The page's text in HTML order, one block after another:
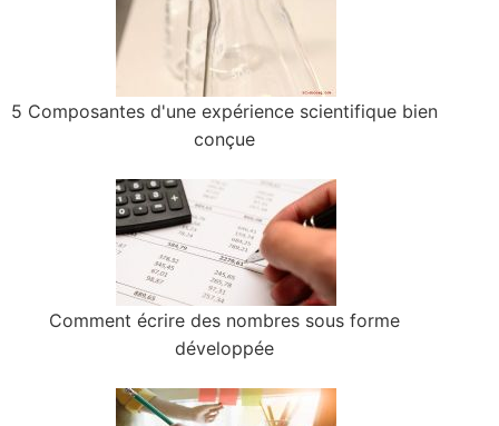
5 Composantes d'une expérience scientifique bien
conçue
Comment écrire des nombres sous forme
développée